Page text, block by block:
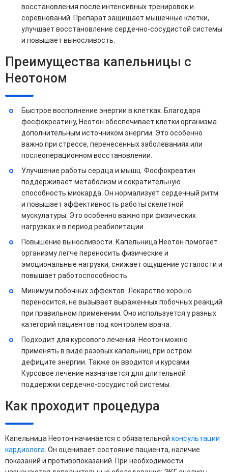
восстановления после интенсивных тренировок и
соревнований. Препарат защищает мышечные клетки,
улучшает восстановление сердечно-сосудистой системы
и повышает выносливость.
Преимущества капельницы с
Неотоном
Быстрое восполнение энергии в клетках. Благодаря
фосфокреатину, Неотон обеспечивает клетки организма
дополнительным источником энергии. Это особенно
важно при стрессе, перенесенных заболеваниях или
послеоперационном восстановлении.
Улучшение работы сердца и мышц. Фосфокреатин
поддерживает метаболизм и сократительную
способность миокарда. Он нормализует сердечный ритм
и повышает эффективность работы скелетной
мускулатуры. Это особенно важно при физических
нагрузках и в период реабилитации.
Повышение выносливости. Капельница Неотон помогает
организму легче переносить физические и
эмоциональные нагрузки, снижает ощущение усталости и
повышает работоспособность.
Минимум побочных эффектов. Лекарство хорошо
переносится, не вызывает выраженных побочных реакций
при правильном применении. Оно используется у разных
категорий пациентов под контролем врача.
Подходит для курсового лечения. Неотон можно
применять в виде разовых капельниц при остром
дефиците энергии. Также он вводится и курсами.
Курсовое лечение назначается для длительной
поддержки сердечно-сосудистой системы.
Как проходит процедура
Капельница Неотон начинается с обязательной консультации
кардиолога . Он оценивает состояние пациента, наличие
показаний и противопоказаний. При необходимости